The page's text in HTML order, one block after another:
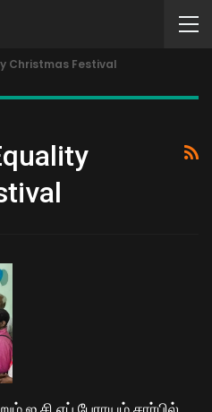
Christmas Festival